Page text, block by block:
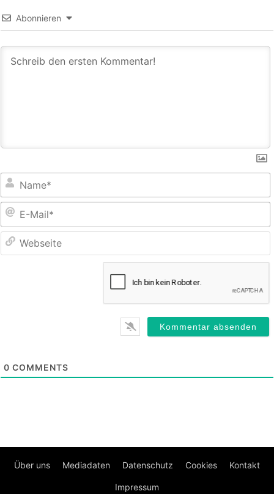
Abonnieren
0 COMMENTS
Über uns Mediadaten Datenschutz Cookies Kontakt
Impressum